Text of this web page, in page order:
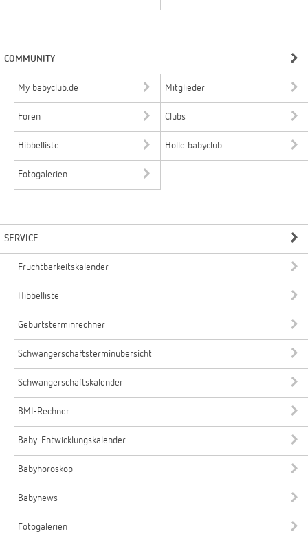
COMMUNITY
My babyclub.de Mitglieder
Foren Clubs
Hibbelliste Holle babyclub
Fotogalerien
SERVICE
Fruchtbarkeitskalender
Hibbelliste
Geburtsterminrechner
Schwangerschaftsterminübersicht
Schwangerschaftskalender
BMI-Rechner
Baby-Entwicklungskalender
Babyhoroskop
Babynews
Fotogalerien